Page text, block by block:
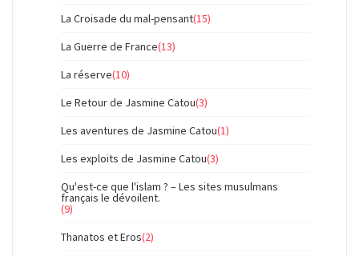
La Croisade du mal-pensant(15)
La Guerre de France(13)
La réserve(10)
Le Retour de Jasmine Catou(3)
Les aventures de Jasmine Catou(1)
Les exploits de Jasmine Catou(3)
Qu'est-ce que l'islam ? – Les sites musulmans
français le dévoilent.
(9)
Thanatos et Eros(2)